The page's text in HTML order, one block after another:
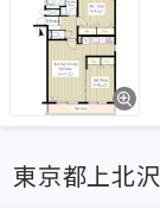
東京都上北